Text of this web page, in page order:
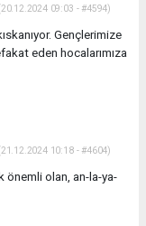
09:03 - #4594)
Gençlerimize
eden hocalarımıza
10:18 - #4604)
önemli olan, an-la-ya-